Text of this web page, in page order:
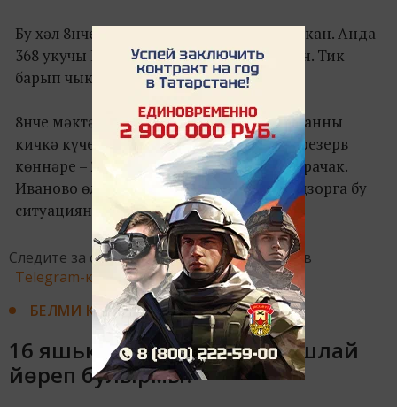
Бу хәл 8нче һәм 22нче мәктәпләрдә чыккан. Анда
368 укучы БДИ тапшырырга тиеш булган. Тик
барып чыкмаган.
8нче мәктәпнең 150 укучысы өчен имтиханны
кичкә күчергәннәр. Ә калганнары аны резерв
көннәре – 24 июнь яки 1 июльдә тапшырачак.
Иваново өлкәсе губернаторы Рособрнадзорга бу
ситуациянең сәбәбен ачыкларга кушкан.
Следите за самым важным и интересным в
Telegram-канале Татмедиа
БЕЛМИ КАЛМА
16 яшькә кадәр автобуста бушлай
йөреп булырмы?